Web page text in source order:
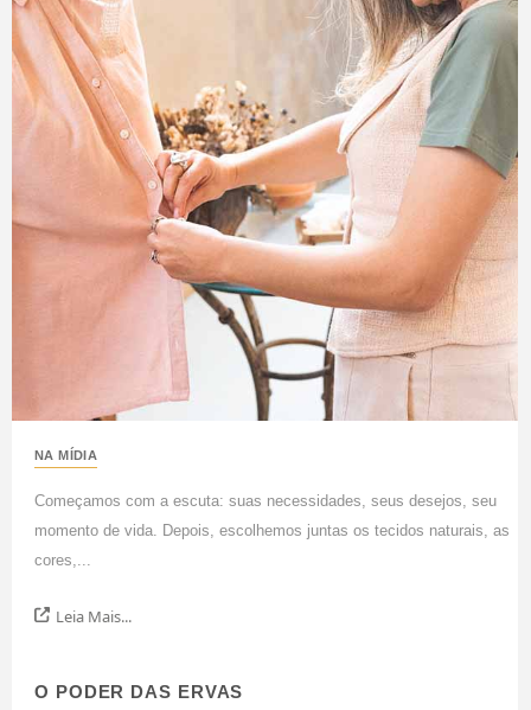
NA MÍDIA
Começamos com a escuta: suas necessidades, seus desejos, seu
momento de vida. Depois, escolhemos juntas os tecidos naturais, as
cores,...
Leia Mais...
O PODER DAS ERVAS